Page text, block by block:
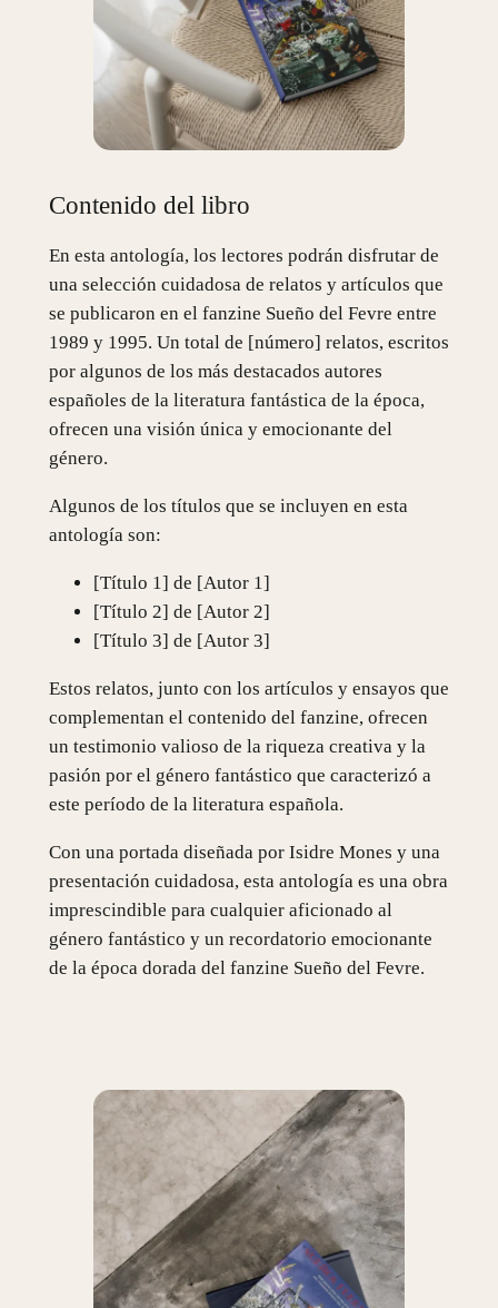
Contenido del libro
En esta antología, los lectores podrán disfrutar de
una selección cuidadosa de relatos y artículos que
se publicaron en el fanzine Sueño del Fevre entre
1989 y 1995. Un total de [número] relatos, escritos
por algunos de los más destacados autores
españoles de la literatura fantástica de la época,
ofrecen una visión única y emocionante del
género.
Algunos de los títulos que se incluyen en esta
antología son:
[Título 1] de [Autor 1]
[Título 2] de [Autor 2]
[Título 3] de [Autor 3]
Estos relatos, junto con los artículos y ensayos que
complementan el contenido del fanzine, ofrecen
un testimonio valioso de la riqueza creativa y la
pasión por el género fantástico que caracterizó a
este período de la literatura española.
Con una portada diseñada por Isidre Mones y una
presentación cuidadosa, esta antología es una obra
imprescindible para cualquier aficionado al
género fantástico y un recordatorio emocionante
de la época dorada del fanzine Sueño del Fevre.